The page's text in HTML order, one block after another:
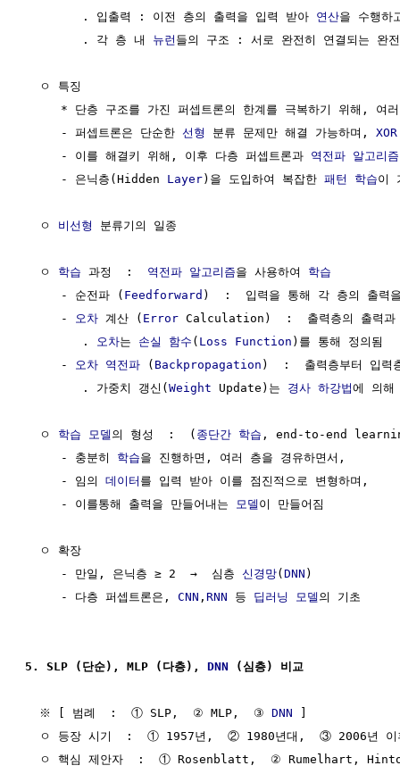
        . 입출력 : 이전 층의 출력을 입력 받아
연산을 수행하
        . 각 층 내
뉴런 들의 구조 : 서로 완전히 연결되는
  ㅇ 특징
* 단층 구조를 가진 퍼셉트론의 한계를 극복하기 위해, 여
     - 퍼셉트론은 단순한
선형 분류 문제만 해결 가능하며, XOR
     - 이를 해결키 위해, 이후 다층 퍼셉트론과
역전파 알고리즘
     - 은닉층(Hidden
Layer)을 도입하여 복잡한 패턴 학습이
  ㅇ
비선형 분류기의 일종
  ㅇ
학습 과정  : 역전파 알고리즘을 사용하여 학습
     - 순전파 (
Feedforward )  :  입력을 통해 각 층의 출력을
     -
오차 계산 ( Error Calculation)  :  출력층의 출력과
        .
오차는 손실 함수 ( Loss Function )를 통해 정의됨
     -
오차 역전파 ( Backpropagation )  :  출력층부터 입력
        . 가중치 갱신(
Weight Update)는 경사 하강법에 의
  ㅇ
학습 모델 의 형성  :  ( 종단간 학습 , end-to-end
     - 충분히
학습을 진행하면, 여러 층을 경유하면서,
     - 임의
데이터 를 입력 받아 이를 점진적으로 변형하며,
     - 이를통해 출력을 만들어내는
모델 이 만들어짐
  ㅇ 확장
     - 만일, 은닉층 ≥ 2  →  심층
신경망(DNN )
     - 다층 퍼셉트론은,
CNN , RNN 등 딥러닝 모델 의 기초
5. SLP (단순), MLP (다층), DNN (심층) 비교
  ※ [ 범례  :  ① SLP,  ② MLP,  ③
DNN ]
ㅇ 등장 시기  :  ① 1957년,  ② 1980년대,  ③ 2006년 이
ㅇ 핵심 제안자  :  ① Rosenblatt,  ② Rumelhart,